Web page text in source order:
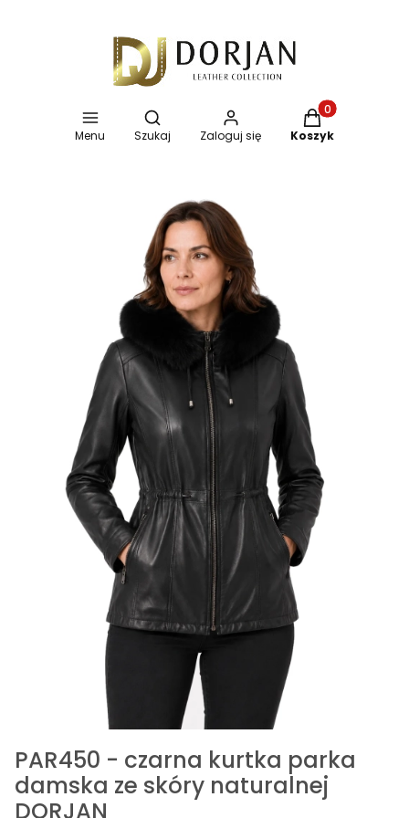
Menu
Otwórz wyszukiwarkę
Szukaj Zaloguj się
Produkty w
Koszyk
PAR450 - czarna kurtka parka
damska ze skóry naturalnej
DORJAN